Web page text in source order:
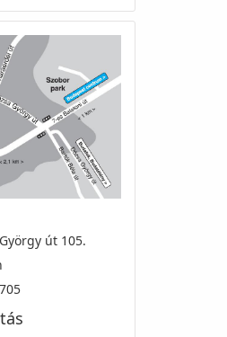
út 105.